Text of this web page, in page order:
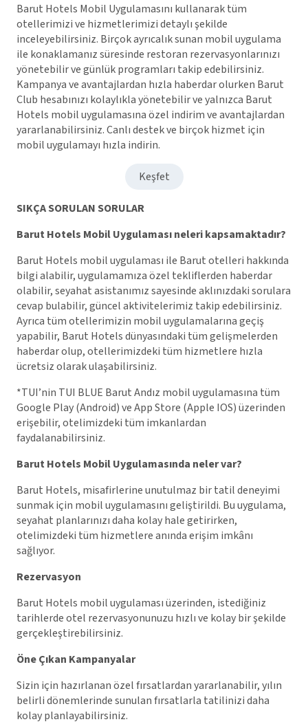
Barut Hotels Mobil Uygulamasını kullanarak tüm
otellerimizi ve hizmetlerimizi detaylı şekilde
inceleyebilirsiniz. Birçok ayrıcalık sunan mobil uygulama
ile konaklamanız süresinde restoran rezervasyonlarınızı
yönetebilir ve günlük programları takip edebilirsiniz.
Kampanya ve avantajlardan hızla haberdar olurken Barut
Club hesabınızı kolaylıkla yönetebilir ve yalnızca Barut
Hotels mobil uygulamasına özel indirim ve avantajlardan
yararlanabilirsiniz. Canlı destek ve birçok hizmet için
mobil uygulamayı hızla indirin.
Keşfet
SIKÇA SORULAN SORULAR
Barut Hotels Mobil Uygulaması neleri kapsamaktadır?
Barut Hotels mobil uygulaması ile Barut otelleri hakkında
bilgi alabilir, uygulamamıza özel tekliflerden haberdar
olabilir, seyahat asistanımız sayesinde aklınızdaki sorulara
cevap bulabilir, güncel aktivitelerimiz takip edebilirsiniz.
Ayrıca tüm otellerimizin mobil uygulamalarına geçiş
yapabilir, Barut Hotels dünyasındaki tüm gelişmelerden
haberdar olup, otellerimizdeki tüm hizmetlere hızla
ücretsiz olarak ulaşabilirsiniz.
*TUI’nin TUI BLUE Barut Andız mobil uygulamasına tüm
Google Play (Android) ve App Store (Apple IOS) üzerinden
erişebilir, otelimizdeki tüm imkanlardan
faydalanabilirsiniz.
Barut Hotels Mobil Uygulamasında neler var?
Barut Hotels, misafirlerine unutulmaz bir tatil deneyimi
sunmak için mobil uygulamasını geliştirildi. Bu uygulama,
seyahat planlarınızı daha kolay hale getirirken,
otelimizdeki tüm hizmetlere anında erişim imkânı
sağlıyor.
Rezervasyon
Barut Hotels mobil uygulaması üzerinden, istediğiniz
tarihlerde otel rezervasyonunuzu hızlı ve kolay bir şekilde
gerçekleştirebilirsiniz.
Öne Çıkan Kampanyalar
Sizin için hazırlanan özel fırsatlardan yararlanabilir, yılın
belirli dönemlerinde sunulan fırsatlarla tatilinizi daha
kolay planlayabilirsiniz.